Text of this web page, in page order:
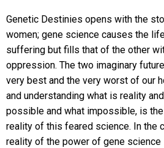
Genetic Destinies opens with the
women; gene science causes the
suffering but fills that of the other
oppression. The two imaginary
very best and the very worst of our
and understanding what is reality
possible and what impossible, is
reality of this feared science. In the
reality of the power of gene